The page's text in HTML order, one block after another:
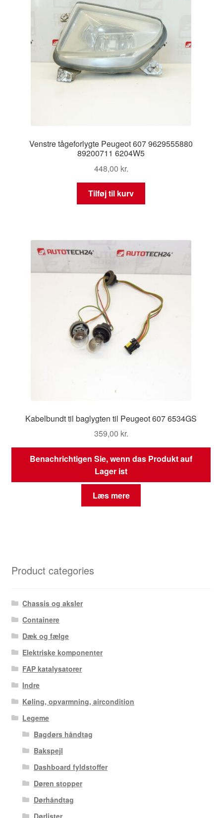
Venstre tågeforlygte Peugeot 607 9629555880
89200711 6204W5
448,00 kr.
Tilføj til kurv
Kabelbundt til baglygten til Peugeot 607 6534GS
359,00 kr.
Benachrichtigen Sie, wenn das Produkt auf
Lager ist
Læs mere
Product categories
Chassis og aksler
Containere
Dæk og fælge
Elektriske komponenter
FAP katalysatorer
Indre
Køling, opvarmning, aircondition
Legeme
Bagdørs håndtag
Bakspejl
Dashboard fyldstoffer
Døren stopper
Dørhåndtag
Dørlister